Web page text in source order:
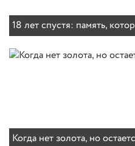
18 лет спустя: память,
Когда нет золота, но